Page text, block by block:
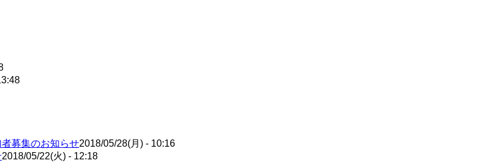
募集のお知らせ2018/05/28(月) - 10:16
2018/05/22(火) - 12:18